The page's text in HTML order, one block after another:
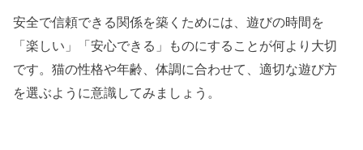
安全で信頼できる関係を築くためには、遊びの時間を
「楽しい」「安心できる」ものにすることが何より大切
です。猫の性格や年齢、体調に合わせて、適切な遊び方
を選ぶように意識してみましょう。